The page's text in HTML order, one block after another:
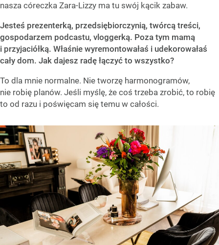
nasza córeczka Zara-Lizzy ma tu swój kącik zabaw.
Jesteś prezenterką, przedsiębiorczynią, twórcą treści,
gospodarzem podcastu, vloggerką. Poza tym mamą
i przyjaciółką. Właśnie wyremontowałaś i udekorowałaś
cały dom. Jak dajesz radę łączyć to wszystko?
To dla mnie normalne. Nie tworzę harmonogramów,
nie robię planów. Jeśli myślę, że coś trzeba zrobić, to robię
to od razu i poświęcam się temu w całości.